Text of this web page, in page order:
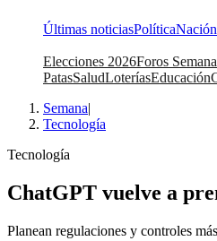
Últimas noticiasPolíticaNación
Elecciones 2026Foros Semana
PatasSaludLoteríasEducación
Semana|
Tecnología
Tecnología
ChatGPT vuelve a
Planean regulaciones y controles